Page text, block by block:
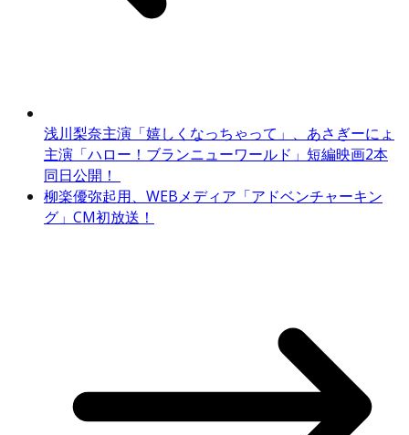
浅川梨奈主演「嬉しくなっちゃって」、あさぎーにょ
主演「ハロー！ブランニューワールド」短編映画2本
同日公開！
柳楽優弥起用、WEBメディア「アドベンチャーキン
グ」CM初放送！